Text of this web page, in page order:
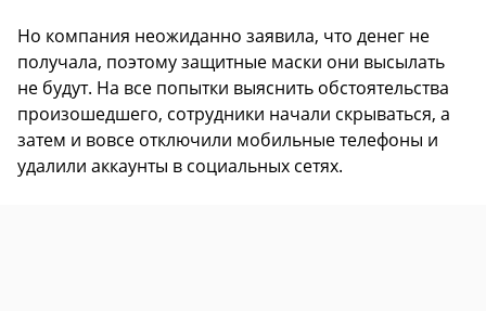
Но компания неожиданно заявила, что денег не
получала, поэтому защитные маски они высылать
не будут. На все попытки выяснить обстоятельства
произошедшего, сотрудники начали скрываться, а
затем и вовсе отключили мобильные телефоны и
удалили аккаунты в социальных сетях.